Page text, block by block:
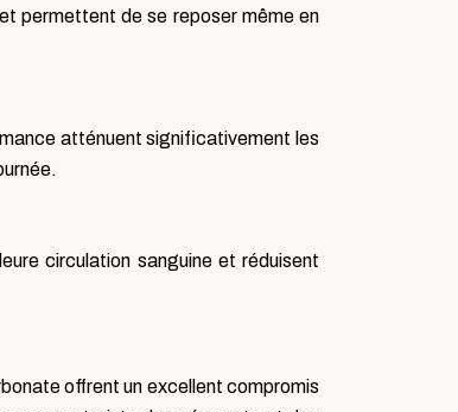
permettent de se reposer même en
atténuent significativement les
circulation sanguine et réduisent
offrent un excellent compromis